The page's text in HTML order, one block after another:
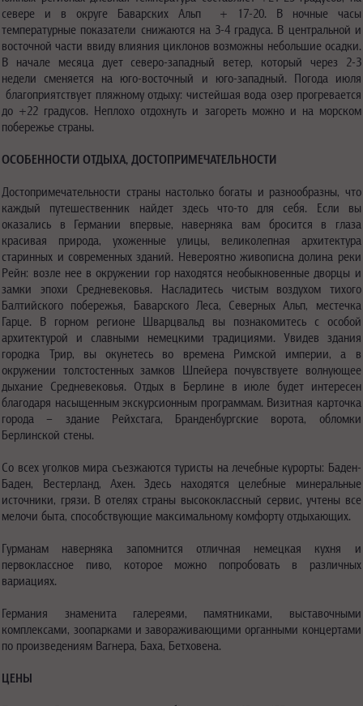
севере и в округе Баварских Альп + 17-20. В ночные часы
температурные показатели снижаются на 3-4 градуса. В центральной и
восточной части ввиду влияния циклонов возможны небольшие осадки.
В начале месяца дует северо-западный ветер, который через 2-3
недели сменяется на юго-восточный и юго-западный. Погода июля
благоприятствует пляжному отдыху: чистейшая вода озер прогревается
до +22 градусов. Неплохо отдохнуть и загореть можно и на морском
побережье страны.
ОСОБЕННОСТИ ОТДЫХА, ДОСТОПРИМЕЧАТЕЛЬНОСТИ
Достопримечательности страны настолько богаты и разнообразны, что
каждый путешественник найдет здесь что-то для себя. Если вы
оказались в Германии впервые, наверняка вам бросится в глаза
красивая природа, ухоженные улицы, великолепная архитектура
старинных и современных зданий. Невероятно живописна долина реки
Рейн: возле нее в окружении гор находятся необыкновенные дворцы и
замки эпохи Средневековья. Насладитесь чистым воздухом тихого
Балтийского побережья, Баварского Леса, Северных Альп, местечка
Гарце. В горном регионе Шварцвальд вы познакомитесь с особой
архитектурой и славными немецкими традициями. Увидев здания
городка Трир, вы окунетесь во времена Римской империи, а в
окружении толстостенных замков Шпейера почувствуете волнующее
дыхание Средневековья. Отдых в Берлине в июле будет интересен
благодаря насыщенным экскурсионным программам. Визитная карточка
города – здание Рейхстага, Бранденбургские ворота, обломки
Берлинской стены.
Со всех уголков мира съезжаются туристы на лечебные курорты: Баден-
Баден, Вестерланд, Ахен. Здесь находятся целебные минеральные
источники, грязи. В отелях страны высококлассный сервис, учтены все
мелочи быта, способствующие максимальному комфорту отдыхающих.
Гурманам наверняка запомнится отличная немецкая кухня и
первоклассное пиво, которое можно попробовать в различных
вариациях.
Германия знаменита галереями, памятниками, выставочными
комплексами, зоопарками и завораживающими органными концертами
по произведениям Вагнера, Баха, Бетховена.
ЦЕНЫ